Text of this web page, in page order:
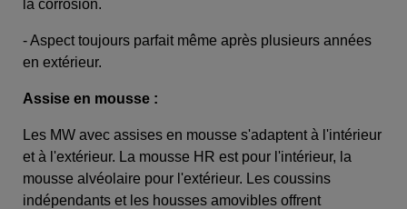
la corrosion.
- Aspect toujours parfait même après plusieurs années
en extérieur.
Assise en mousse :
Les MW avec assises en mousse s'adaptent à l'intérieur
et à l'extérieur. La mousse HR est pour l'intérieur, la
mousse alvéolaire pour l'extérieur. Les coussins
indépendants et les housses amovibles offrent